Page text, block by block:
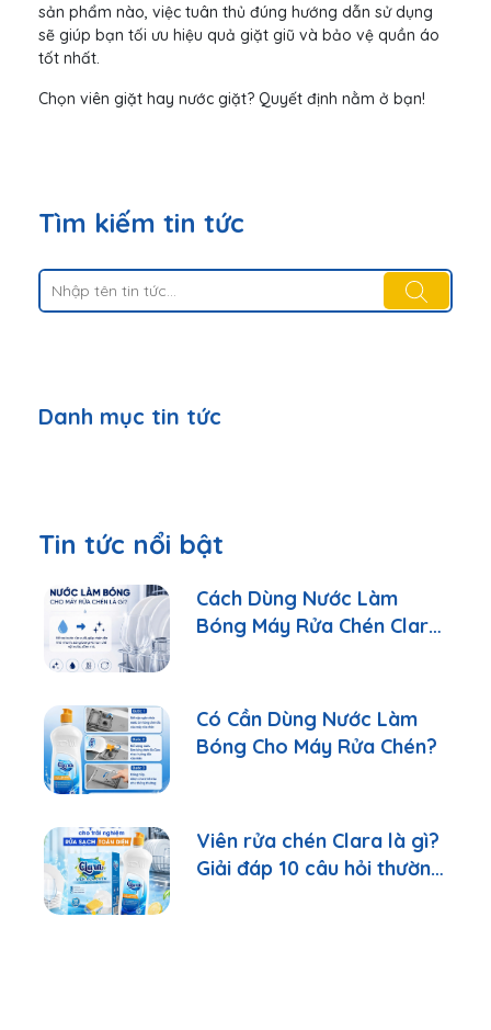
sản phẩm nào, việc tuân thủ đúng hướng dẫn sử dụng
sẽ giúp bạn tối ưu hiệu quả giặt giũ và bảo vệ quần áo
tốt nhất.
Chọn viên giặt hay nước giặt? Quyết định nằm ở bạn!
Tìm kiếm tin tức
Danh mục tin tức
Tin tức nổi bật
Cách Dùng Nước Làm
Bóng Máy Rửa Chén Clara
Có Cần Dùng Nước Làm
Bóng Cho Máy Rửa Chén?
Viên rửa chén Clara là gì?
Giải đáp 10 câu hỏi thường